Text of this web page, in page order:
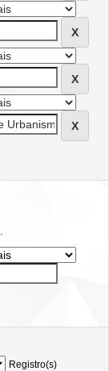
Registro(s)